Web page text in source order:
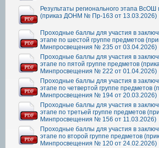
Результаты регионального этапа ВсОШ
(приказ ДОНМ № Пр-163 от 13.03.2026)
Проходные баллы для участия в
этапе по шестой группе предметов
Минпросвещения № 235 от 03.04.2026)
Проходные баллы для участия в
этапе по пятой группе предметов
Минпросвещения № 222 от 01.04.2026)
Проходные баллы для участия в
этапе по четвертой группе предметов
Минпросвещения № 194 от 20.03.2026)
Проходные баллы для участия в
этапе по третьей группе предметов
Минпросвещения № 156 от 11.03.2026)
Проходные баллы для участия в
этапе по второй группе предметов
Минпросвещения № 120 от 24.02.2026)